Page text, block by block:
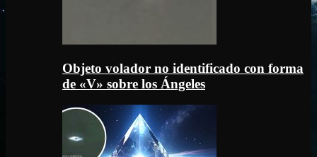
Objeto volador no identificado con forma
de «V» sobre los Ángeles